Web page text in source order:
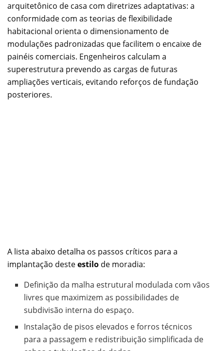
arquitetônico de casa com diretrizes adaptativas: a
conformidade com as teorias de flexibilidade
habitacional orienta o dimensionamento de
modulações padronizadas que facilitem o encaixe de
painéis comerciais. Engenheiros calculam a
superestrutura prevendo as cargas de futuras
ampliações verticais, evitando reforços de fundação
posteriores.
A lista abaixo detalha os passos críticos para a
implantação desteestilo de moradia:
Definição da malha estrutural modulada com vãos
livres que maximizem as possibilidades de
subdivisão interna do espaço.
Instalação de pisos elevados e forros técnicos
para a passagem e redistribuição simplificada de